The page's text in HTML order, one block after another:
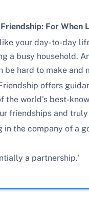
For When
your day-to-day
a busy household.
be hard to make and
offers
the world's best-
friendships and
in the company of a
a partnership.'